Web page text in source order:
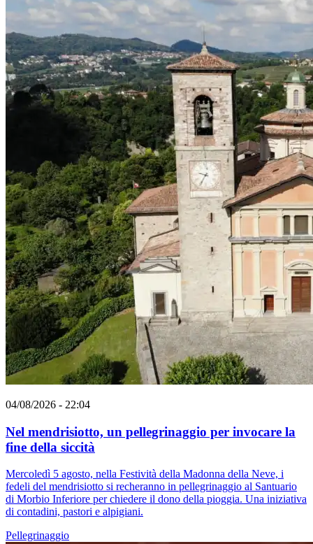
04/08/2026 - 22:04
Nel mendrisiotto, un pellegrinaggio per invocare la
fine della siccità
Mercoledì 5 agosto, nella Festività della Madonna della Neve, i
fedeli del mendrisiotto si recheranno in pellegrinaggio al Santuario
di Morbio Inferiore per chiedere il dono della pioggia. Una iniziativa
di contadini, pastori e alpigiani.
Pellegrinaggio